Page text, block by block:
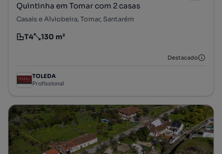
Quintinha em Tomar com 2 casas
Casais e Alviobeira, Tomar, Santarém
Tipologia
T4
Preço por metro quadrado
130 m²
Destacado
TOLEDA
Profissional